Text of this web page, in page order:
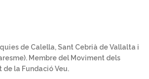
de Calella, Sant Cebrià de Vallalta i
Membre del Moviment dels
de la Fundació Veu.